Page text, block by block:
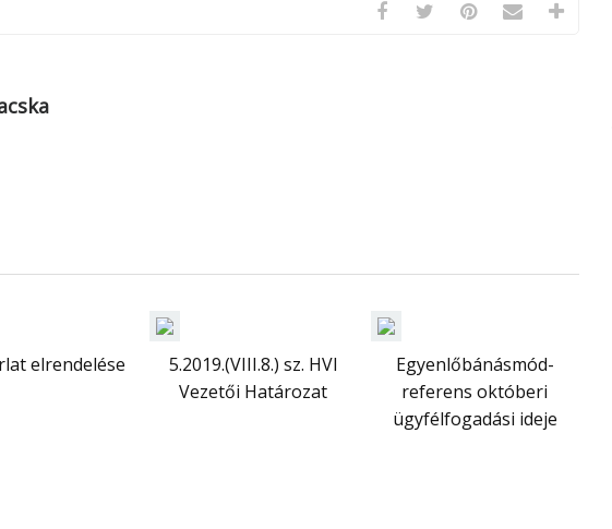
elrendelése
5.2019.(VIII.8.) sz. HVI
Vezetői Határozat
Egyenlőbánásmód-
referens októberi
ügyfélfogadási ideje